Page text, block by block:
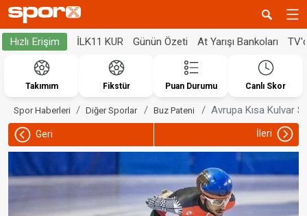
Hızlı Erişim İLK11 KUR Günün Özeti At Yarışı Bankoları
Takımım Fikstür Puan Durumu Canlı Skor
Spor Haberleri Diğer Sporlar Buz Pateni Avrupa Kısa Kulvar
Geri İleri